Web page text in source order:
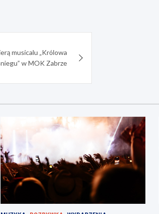
musicalu „Królowa
w MOK Zabrze